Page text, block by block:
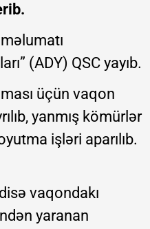
(ADY) QSC yayıb.
üçün vaqon
yanmış kömürlər
işləri aparılıb.
vaqondakı
yaranan